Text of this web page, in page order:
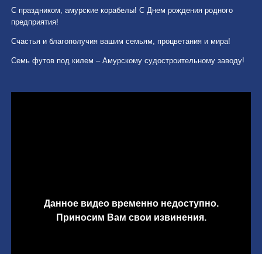
С праздником, амурские корабелы! С Днем рождения родного
предприятия!
Счастья и благополучия вашим семьям, процветания и мира!
Семь футов под килем – Амурскому судостроительному заводу!